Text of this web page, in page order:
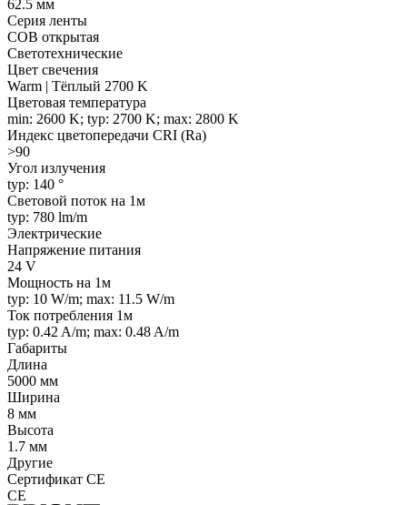
62.5 мм
Серия ленты
COB открытая
Светотехнические
Цвет свечения
Warm | Тёплый 2700 K
Цветовая температура
min: 2600 K; typ: 2700 K; max: 2800 K
Индекс цветопередачи CRI (Ra)
>90
Угол излучения
typ: 140 °
Световой поток на 1м
typ: 780 lm/m
Электрические
Напряжение питания
24 V
Мощность на 1м
typ: 10 W/m; max: 11.5 W/m
Ток потребления 1м
typ: 0.42 A/m; max: 0.48 A/m
Габариты
Длина
5000 мм
Ширина
8 мм
Высота
1.7 мм
Другие
Сертификат CE
CE